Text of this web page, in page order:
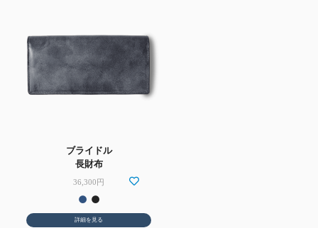
ブライドル
長財布
36,300円
詳細を見る